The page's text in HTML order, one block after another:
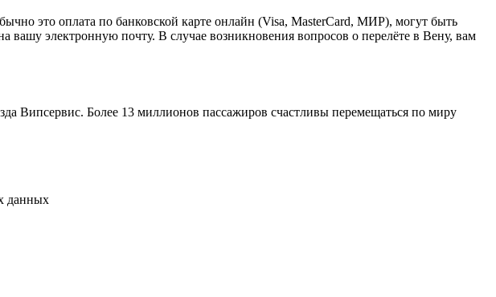
это оплата по банковской карте онлайн (Visa, MasterCard, МИР), могут быть
электронную почту. В случае возникновения вопросов о перелёте в Вену, вам
Випсервис. Более 13 миллионов пассажиров счастливы перемещаться по миру
данных